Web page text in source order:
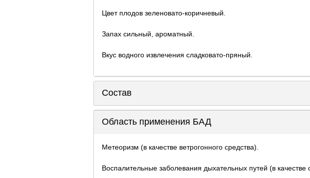
Цвет плодов зеленовато-коричневый.
Запах сильный, ароматный.
Вкус водного извлечения сладковато-пряный.
Состав
Область применения БАД
Метеоризм (в качестве ветрогонного средства).
Воспалительные заболевания дыхательных путей (в